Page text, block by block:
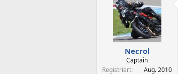
Necrol
Captain
Registriert
Aug. 2010